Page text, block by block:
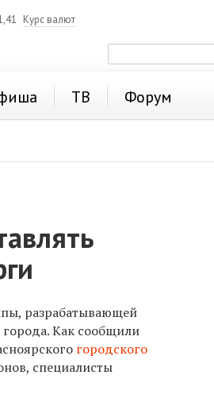
Курс валют
ТВ Форум
разрабатывающей
Как сообщили
городского
специалисты